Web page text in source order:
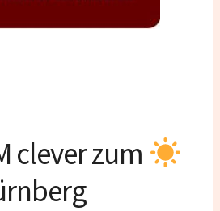
clever zum